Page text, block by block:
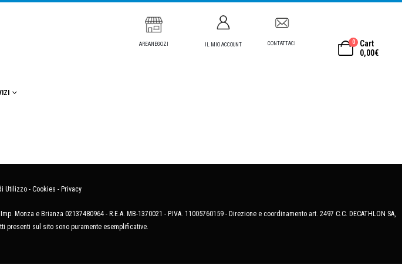
AREANEGOZI IL MIO ACCOUNT CONTATTACI 0
Cart
0,00€
Utilizzo - Cookies - Privacy
Monza e Brianza 02137480964 - R.E.A. MB-1370021 - P.IVA. 11005760159 - Direzione e coordinamento art. 2497 C.C. DECATHLON SA,
presenti sul sito sono puramente esemplificative.